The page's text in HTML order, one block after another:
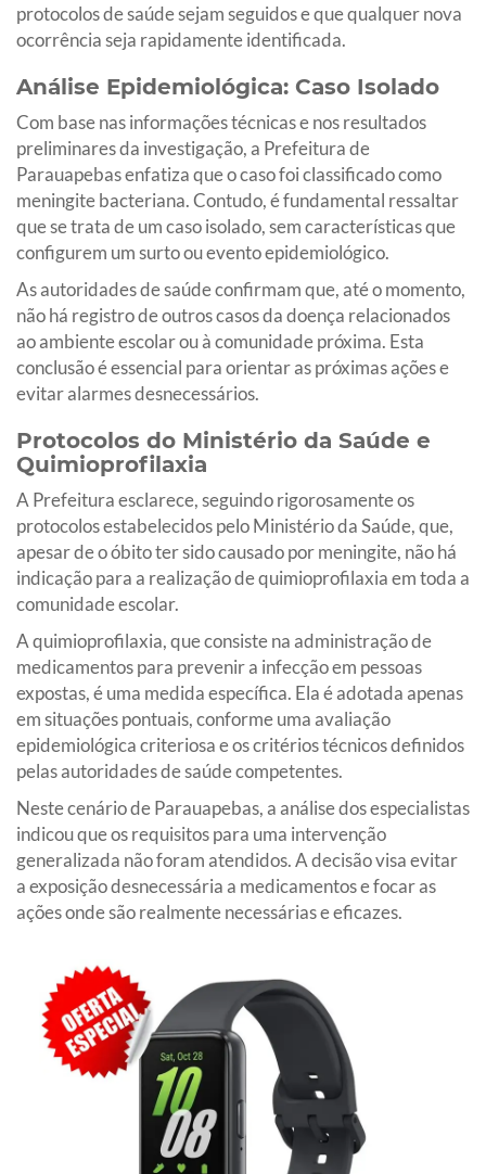
protocolos de saúde sejam seguidos e que qualquer nova
ocorrência seja rapidamente identificada.
Análise Epidemiológica: Caso Isolado
Com base nas informações técnicas e nos resultados
preliminares da investigação, a Prefeitura de
Parauapebas enfatiza que o caso foi classificado como
meningite bacteriana. Contudo, é fundamental ressaltar
que se trata de um caso isolado, sem características que
configurem um surto ou evento epidemiológico.
As autoridades de saúde confirmam que, até o momento,
não há registro de outros casos da doença relacionados
ao ambiente escolar ou à comunidade próxima. Esta
conclusão é essencial para orientar as próximas ações e
evitar alarmes desnecessários.
Protocolos do Ministério da Saúde e
Quimioprofilaxia
A Prefeitura esclarece, seguindo rigorosamente os
protocolos estabelecidos pelo Ministério da Saúde, que,
apesar de o óbito ter sido causado por meningite, não há
indicação para a realização de quimioprofilaxia em toda a
comunidade escolar.
A quimioprofilaxia, que consiste na administração de
medicamentos para prevenir a infecção em pessoas
expostas, é uma medida específica. Ela é adotada apenas
em situações pontuais, conforme uma avaliação
epidemiológica criteriosa e os critérios técnicos definidos
pelas autoridades de saúde competentes.
Neste cenário de Parauapebas, a análise dos especialistas
indicou que os requisitos para uma intervenção
generalizada não foram atendidos. A decisão visa evitar
a exposição desnecessária a medicamentos e focar as
ações onde são realmente necessárias e eficazes.